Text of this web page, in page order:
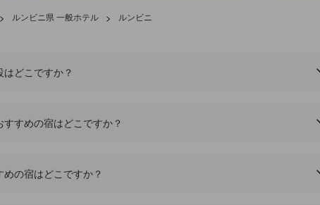
> ルンビニ県 一般ホテル > ルンビニ
どこですか？
すめの宿はどこですか？
の宿はどこですか？